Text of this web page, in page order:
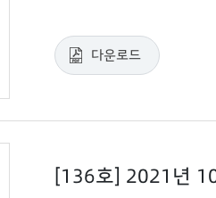
다운로드
[136호] 2021년